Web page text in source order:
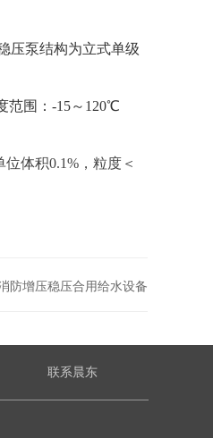
压泵结构为立式单级
范围：-15～120℃
体积0.1%，粒度＜
防增压稳压合用给水设备
联系晨东